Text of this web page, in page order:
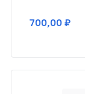
700,00 ₽